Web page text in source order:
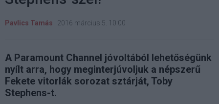
Pavlics Tamás 2016 március 5. 10:00
A Paramount Channel jóvoltából lehetőségünk
nyílt arra, hogy meginterjúvoljuk a népszerű
Fekete vitorlák sorozat sztárját, Toby
Stephens-t.